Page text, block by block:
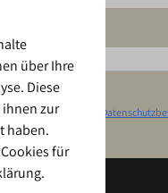
durch reCaptcha,
über Ihre
Diese
zur
haben.
für